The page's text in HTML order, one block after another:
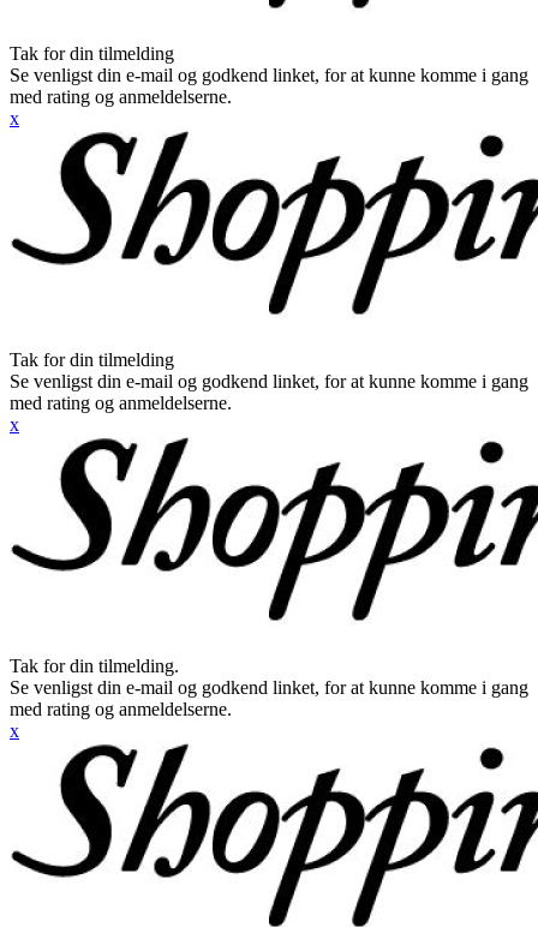
Tak for din tilmelding
Se venligst din e-mail og godkend linket, for at kunne komme i gang
med rating og anmeldelserne.
x
Tak for din tilmelding
Se venligst din e-mail og godkend linket, for at kunne komme i gang
med rating og anmeldelserne.
x
Tak for din tilmelding.
Se venligst din e-mail og godkend linket, for at kunne komme i gang
med rating og anmeldelserne.
x